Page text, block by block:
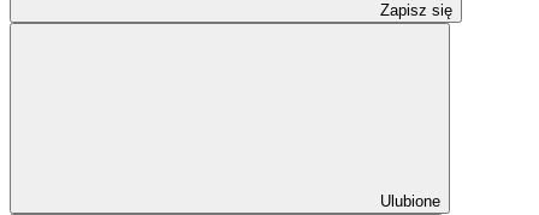
Zapisz się
Ulubione